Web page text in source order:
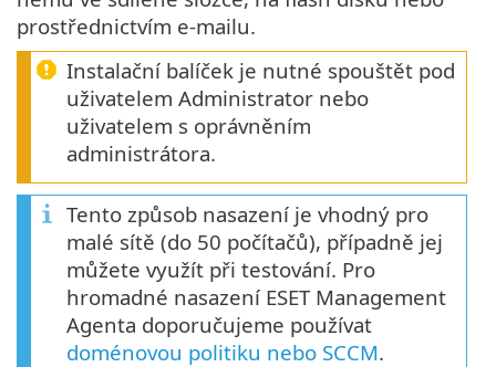
prostřednictvím e-mailu.
Instalační balíček je nutné spouštět pod
uživatelem Administrator nebo
uživatelem s oprávněním
administrátora.
Tento způsob nasazení je vhodný pro
malé sítě (do 50 počítačů), případně jej
můžete využít při testování. Pro
hromadné nasazení ESET Management
Agenta doporučujeme používat
doménovou politiku nebo SCCM.